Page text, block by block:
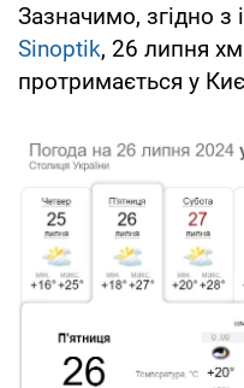
Зазначимо, згідно
Sinoptik, 26 липня
протримається у